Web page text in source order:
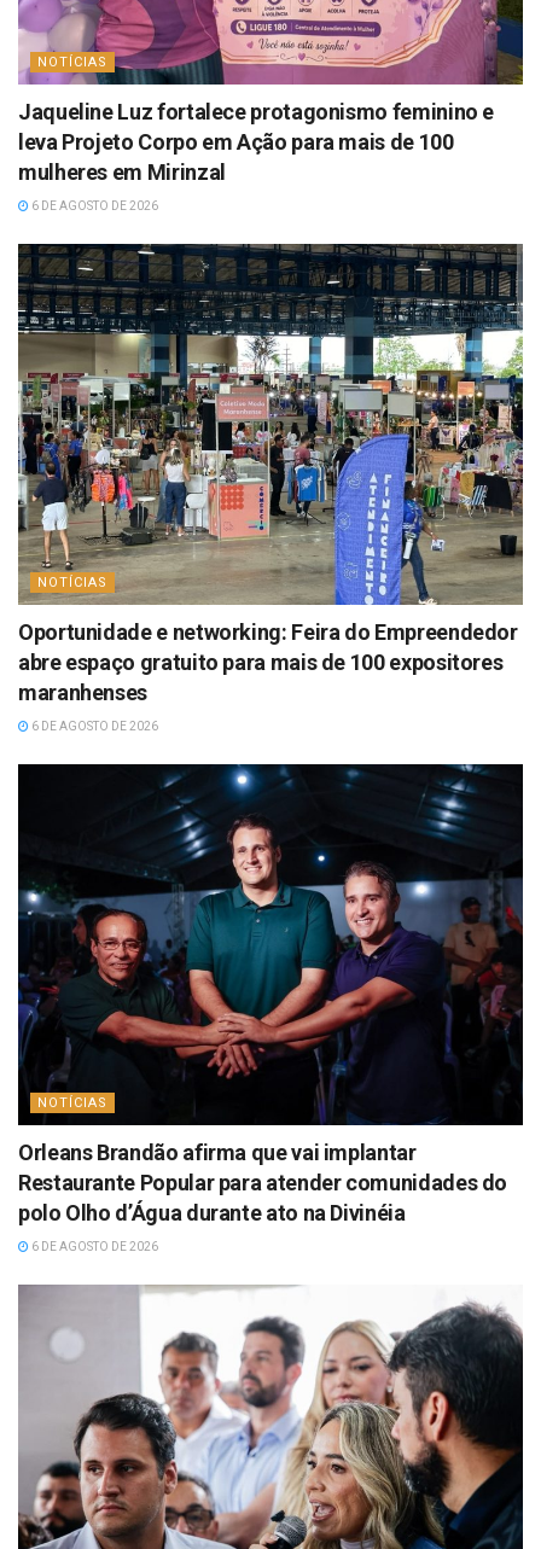
NOTÍCIAS
Jaqueline Luz fortalece protagonismo feminino e
leva Projeto Corpo em Ação para mais de 100
mulheres em Mirinzal
6 DE AGOSTO DE 2026
NOTÍCIAS
Oportunidade e networking: Feira do Empreendedor
abre espaço gratuito para mais de 100 expositores
maranhenses
6 DE AGOSTO DE 2026
NOTÍCIAS
Orleans Brandão afirma que vai implantar
Restaurante Popular para atender comunidades do
polo Olho d’Água durante ato na Divinéia
6 DE AGOSTO DE 2026